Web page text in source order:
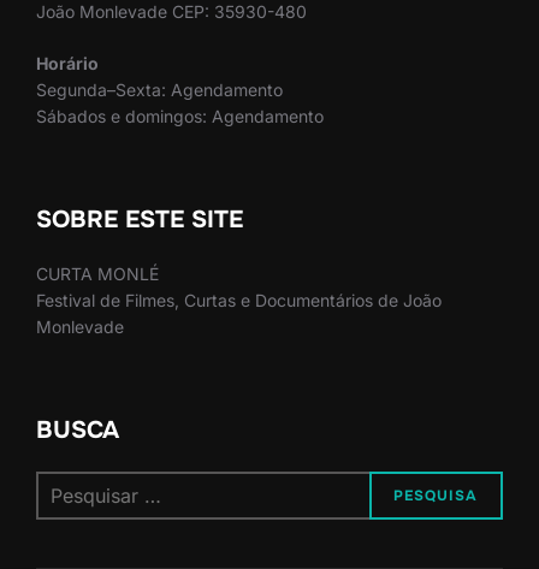
João Monlevade CEP: 35930-480
Horário
Segunda–Sexta: Agendamento
Sábados e domingos: Agendamento
SOBRE ESTE SITE
CURTA MONLÉ
Festival de Filmes, Curtas e Documentários de João
Monlevade
BUSCA
por:
PESQUISA